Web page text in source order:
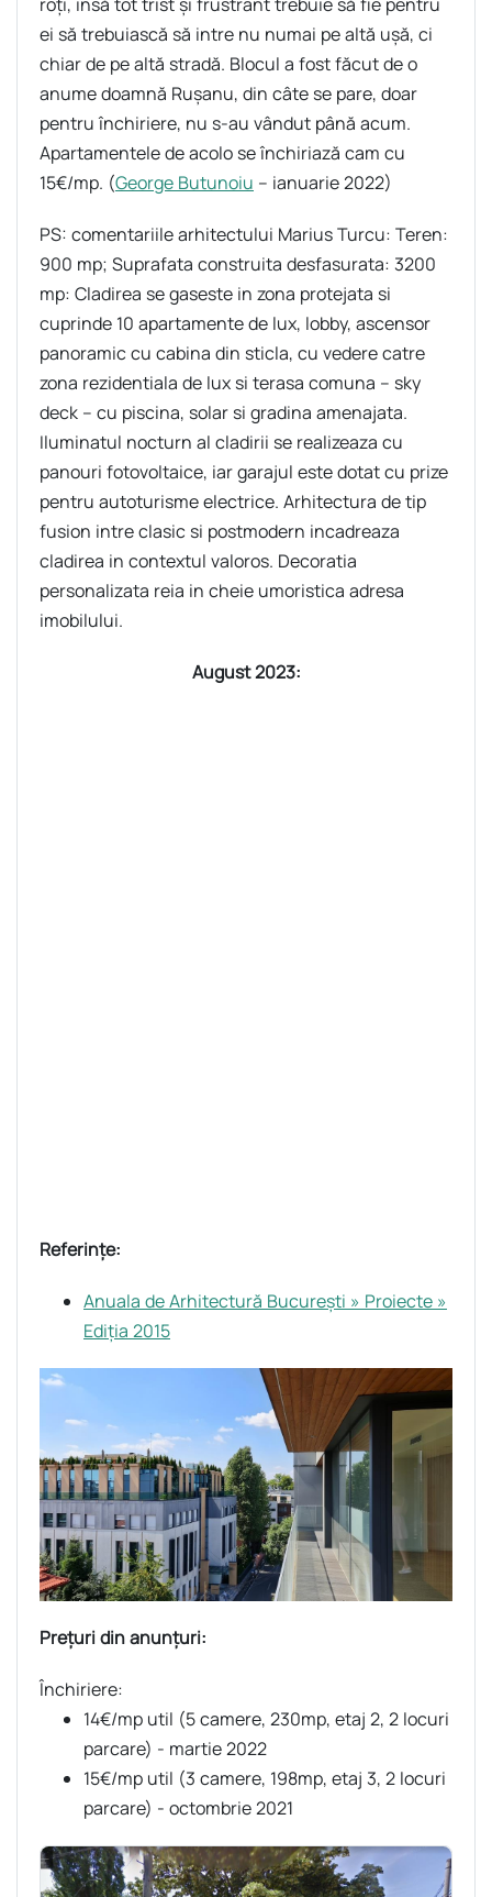
ei să trebuiască să intre nu numai pe altă ușă, ci
chiar de pe altă stradă. Blocul a fost făcut de o
anume doamnă Rușanu, din câte se pare, doar
pentru închiriere, nu s-au vândut până acum.
Apartamentele de acolo se închiriază cam cu
15€/mp. (George Butunoiu – ianuarie 2022)
PS: comentariile arhitectului Marius Turcu: Teren:
900 mp; Suprafata construita desfasurata: 3200
mp: Cladirea se gaseste in zona protejata si
cuprinde 10 apartamente de lux, lobby, ascensor
panoramic cu cabina din sticla, cu vedere catre
zona rezidentiala de lux si terasa comuna – sky
deck – cu piscina, solar si gradina amenajata.
Iluminatul nocturn al cladirii se realizeaza cu
panouri fotovoltaice, iar garajul este dotat cu prize
pentru autoturisme electrice. Arhitectura de tip
fusion intre clasic si postmodern incadreaza
cladirea in contextul valoros. Decoratia
personalizata reia in cheie umoristica adresa
imobilului.
August 2023:
Referințe:
Anuala de Arhitectură București » Proiecte »
Ediția 2015
Prețuri din anunțuri:
Închiriere:
14€/mp util (5 camere, 230mp, etaj 2, 2 locuri
parcare) - martie 2022
15€/mp util (3 camere, 198mp, etaj 3, 2 locuri
parcare) - octombrie 2021